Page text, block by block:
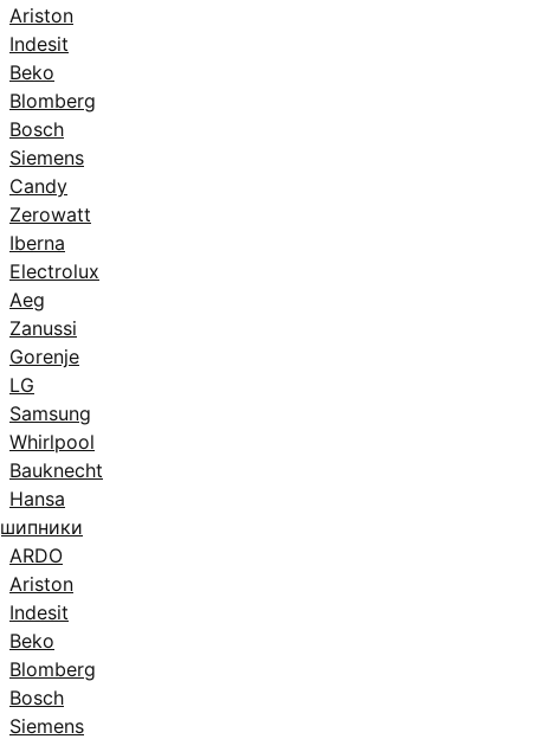
Ariston
Indesit
Beko
Blomberg
Bosch
Siemens
Candy
Zerowatt
Iberna
Electrolux
Aeg
Zanussi
Gorenje
LG
Samsung
Whirlpool
Bauknecht
Hansa
ARDO
Ariston
Indesit
Beko
Blomberg
Bosch
Siemens